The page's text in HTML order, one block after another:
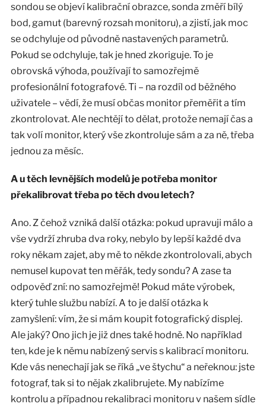
sondou se objeví kalibrační obrazce, sonda změří bílý
bod, gamut (barevný rozsah monitoru), a zjistí, jak moc
se odchyluje od původně nastavených parametrů.
Pokud se odchyluje, tak je hned zkoriguje. To je
obrovská výhoda, používají to samozřejmě
profesionální fotografové. Ti – na rozdíl od běžného
uživatele – vědí, že musí občas monitor přeměřit a tím
zkontrolovat. Ale nechtějí to dělat, protože nemají čas a
tak volí monitor, který vše zkontroluje sám a za ně, třeba
jednou za měsíc.
A u těch levnějších modelů je potřeba monitor
překalibrovat třeba po těch dvou letech?
Ano. Z čehož vzniká další otázka: pokud upravuji málo a
vše vydrží zhruba dva roky, nebylo by lepší každé dva
roky někam zajet, aby mě to někde zkontrolovali, abych
nemusel kupovat ten měřák, tedy sondu? A zase ta
odpověď zní: no samozřejmě! Pokud máte výrobek,
který tuhle službu nabízí. A to je další otázka k
zamyšlení: vím, že si mám koupit fotografický displej.
Ale jaký? Ono jich je již dnes také hodně. No například
ten, kde je k němu nabízený servis s kalibrací monitoru.
Kde vás nenechají jak se říká „ve štychu“ a neřeknou: jste
fotograf, tak si to nějak zkalibrujete. My nabízíme
kontrolu a případnou rekalibraci monitoru v našem sídle